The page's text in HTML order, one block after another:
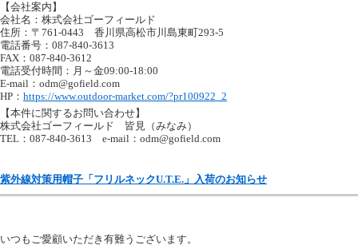
【会社案内】
会社名：株式会社ゴーフィールド
住所：〒761-0443 香川県高松市川島東町293-5
電話番号：087-840-3613
FAX：087-840-3612
電話受付時間：月～金09:00-18:00
E-mail： odm@gofield.com
HP： https://www.outdoor-market.com/?pr100922_2
【本件に関するお問い合わせ】
株式会社ゴーフィールド 皆見（みなみ）
TEL：087-840-3613 e-mail： odm@gofield.com
紫外線対策用帽子「フリルネックU.T.E.」入荷のお知らせ
いつもご愛顧いただき有難うございます。